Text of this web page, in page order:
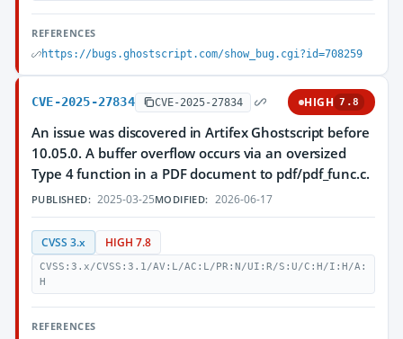
REFERENCES
https://bugs.ghostscript.com/show_bug.cgi?id=708259
CVE-2025-27834 CVE-2025-27834 HIGH 7.8
An issue was discovered in Artifex Ghostscript before
10.05.0. A buffer overflow occurs via an oversized
Type 4 function in a PDF document to pdf/pdf_func.c.
PUBLISHED: 2025-03-25MODIFIED: 2026-06-17
CVSS 3.x HIGH 7.8
CVSS:3.x/CVSS:3.1/AV:L/AC:L/PR:N/UI:R/S:U/C:H/I:H/A:
H
REFERENCES